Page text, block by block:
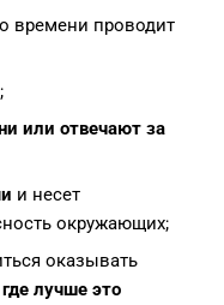
времени проводит
или отвечают за
и несет
окружающих;
оказывать
лучше это